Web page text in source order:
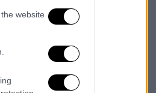
website